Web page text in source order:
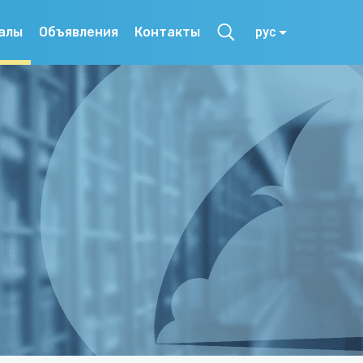
Объявления Контакты рус